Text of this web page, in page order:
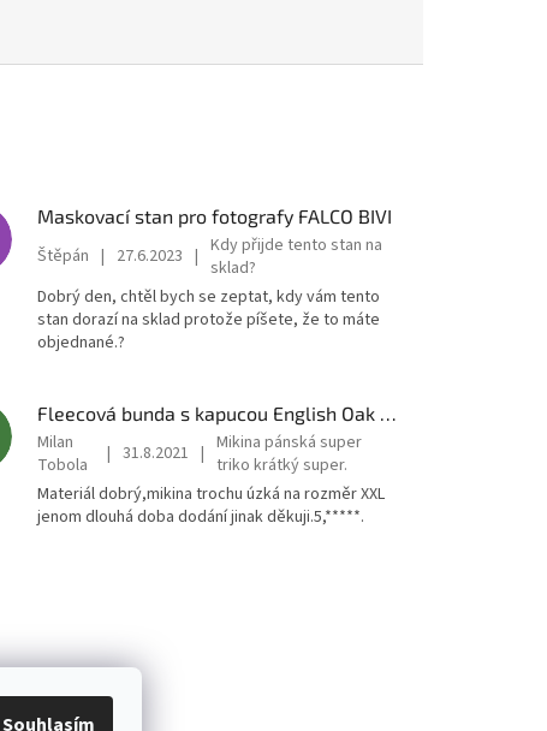
Souhlasím
Maskovací stan pro fotografy FALCO BIVI
Štěpán | 27.6.2023 | Kdy přijde tento stan na
sklad?
Dobrý den, chtěl bych se zeptat, kdy vám tento
stan dorazí na sklad protože píšete, že to máte
objednané.?
Fleecová bunda s kapucou English Oak EVO
Milan
Tobola
| 31.8.2021 | Mikina pánská super
triko krátký super.
Materiál dobrý,mikina trochu úzká na rozměr XXL
jenom dlouhá doba dodání jinak děkuji.5,*****.